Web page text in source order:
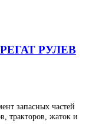
РУЛЕВ
запасных частей
тракторов, жаток и